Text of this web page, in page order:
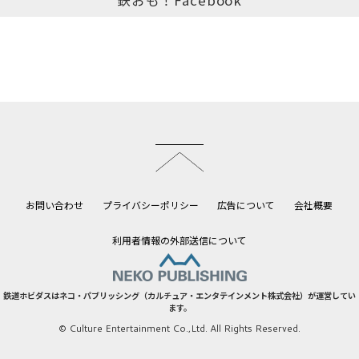
お問い合わせ プライバシーポリシー 広告について 会社概要
利用者情報の外部送信について
鉄道ホビダスはネコ・パブリッシング（カルチュア・エンタテインメント株式会社）が運営してい
ます。
© Culture Entertainment Co.,Ltd. All Rights Reserved.